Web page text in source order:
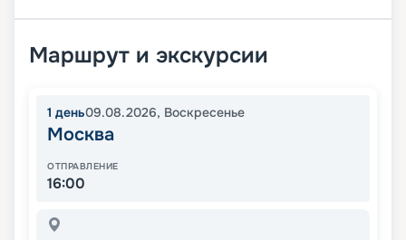
Маршрут и экскурсии
1 день09.08.2026, Воскресенье
Москва
ОТПРАВЛЕНИЕ
16:00